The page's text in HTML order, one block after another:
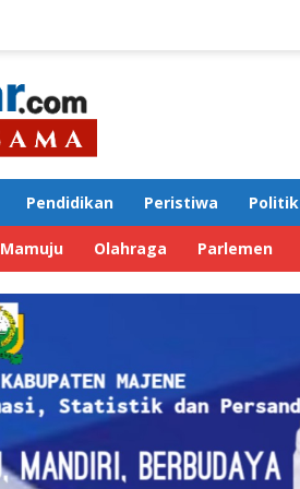
Pendidikan Peristiwa Politik
Mamuju Olahraga Parlemen